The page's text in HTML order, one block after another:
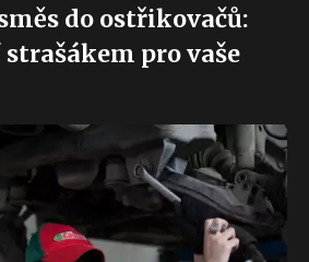
do ostřikovačů:
pro vaše